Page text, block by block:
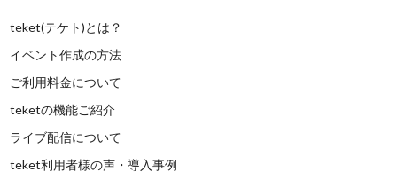
teket(テケト)とは？
イベント作成の方法
ご利用料金について
teketの機能ご紹介
ライブ配信について
teket利用者様の声・導入事例